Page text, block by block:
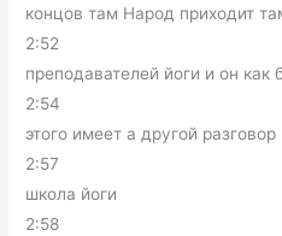
концов там Народ приходит
2:52
преподавателей йоги и он как
2:54
этого имеет а другой разговор
2:57
школа йоги
2:58